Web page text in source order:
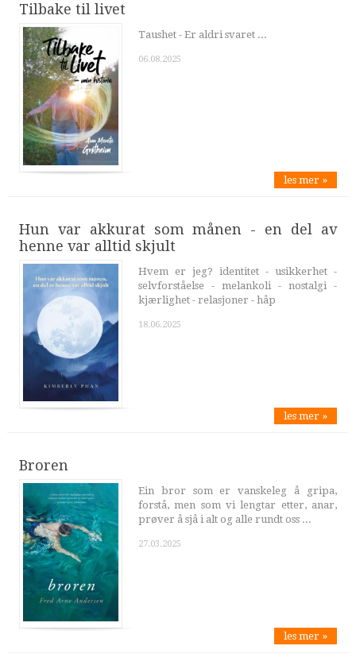
Tilbake til livet
Taushet - Er aldri svaret ...
06.08.2025
les mer »
Hun var akkurat som månen - en del av
henne var alltid skjult
Hvem er jeg? identitet - usikkerhet -
selvforståelse - melankoli - nostalgi -
kjærlighet - relasjoner - håp
18.06.2025
les mer »
Broren
Ein bror som er vanskeleg å gripa,
forstå, men som vi lengtar etter, anar,
prøver å sjå i alt og alle rundt oss ...
27.03.2025
les mer »